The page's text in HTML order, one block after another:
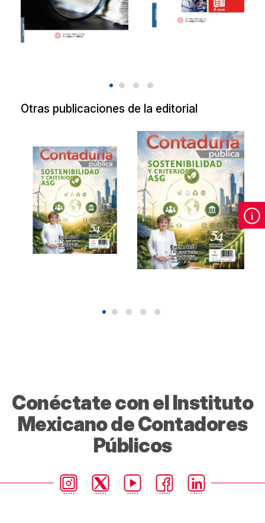
20250520
$300.00
Otras publicaciones de la editorial
Revista de
Contaduría
Pública Agosto
2026.
Sostenibilidad y
criterios ASG.
2026
Revista de
Contaduría
Pública Agosto
2026
Sostenibilidad y
criterios ASG.
2026
$90.00
Conéctate con el Instituto
Mexicano de Contadores
Públicos